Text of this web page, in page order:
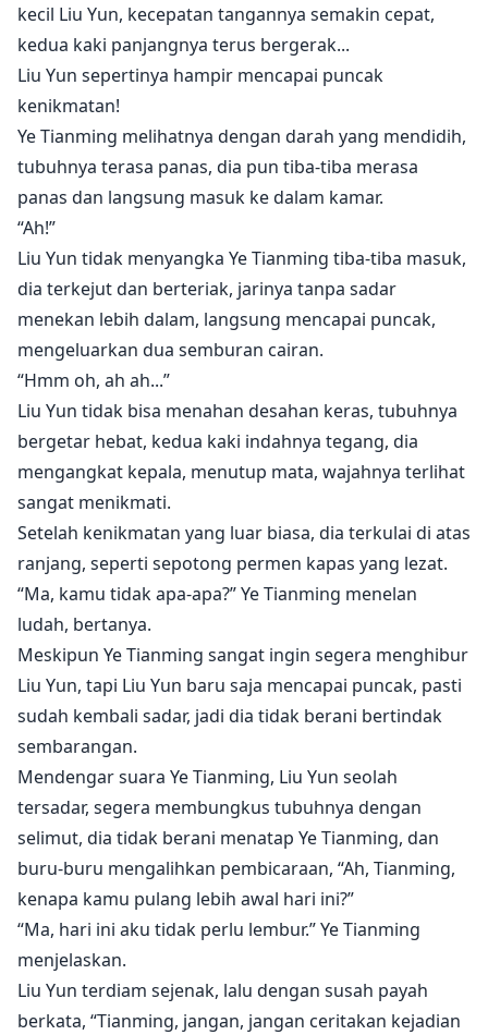
kecil Liu Yun, kecepatan tangannya semakin cepat,
kedua kaki panjangnya terus bergerak...
Liu Yun sepertinya hampir mencapai puncak
kenikmatan!
Ye Tianming melihatnya dengan darah yang mendidih,
tubuhnya terasa panas, dia pun tiba-tiba merasa
panas dan langsung masuk ke dalam kamar.
“Ah!”
Liu Yun tidak menyangka Ye Tianming tiba-tiba masuk,
dia terkejut dan berteriak, jarinya tanpa sadar
menekan lebih dalam, langsung mencapai puncak,
mengeluarkan dua semburan cairan.
“Hmm oh, ah ah...”
Liu Yun tidak bisa menahan desahan keras, tubuhnya
bergetar hebat, kedua kaki indahnya tegang, dia
mengangkat kepala, menutup mata, wajahnya terlihat
sangat menikmati.
Setelah kenikmatan yang luar biasa, dia terkulai di atas
ranjang, seperti sepotong permen kapas yang lezat.
“Ma, kamu tidak apa-apa?” Ye Tianming menelan
ludah, bertanya.
Meskipun Ye Tianming sangat ingin segera menghibur
Liu Yun, tapi Liu Yun baru saja mencapai puncak, pasti
sudah kembali sadar, jadi dia tidak berani bertindak
sembarangan.
Mendengar suara Ye Tianming, Liu Yun seolah
tersadar, segera membungkus tubuhnya dengan
selimut, dia tidak berani menatap Ye Tianming, dan
buru-buru mengalihkan pembicaraan, “Ah, Tianming,
kenapa kamu pulang lebih awal hari ini?”
“Ma, hari ini aku tidak perlu lembur.” Ye Tianming
menjelaskan.
Liu Yun terdiam sejenak, lalu dengan susah payah
berkata, “Tianming, jangan, jangan ceritakan kejadian